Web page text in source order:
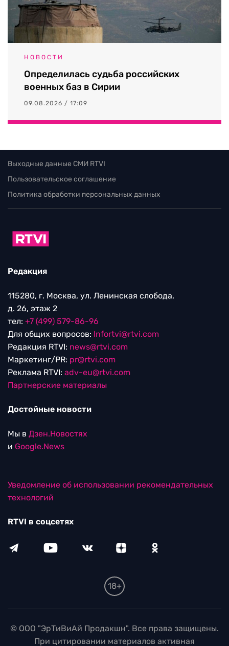
НОВОСТИ
Определилась судьба российских
военных баз в Сирии
09.08.2026 / 17:09
Выходные данные СМИ RTVI
Пользовательское соглашение
Политика обработки персональных данных
Редакция
115280, г. Москва, ул. Ленинская слобода,
д. 26, этаж 2
тел: +7 (499) 579-86-96
Для общих вопросов: Infortvi@rtvi.com
Редакция RTVI: news@rtvi.com
Маркетинг/PR: pr@rtvi.com
Реклама RTVI: adv-eu@rtvi.com
Партнерские материалы
Достойные новости
Мы в Дзен.Новостях
и Google.News
Уведомление об использовании рекомендательных
технологий
RTVI в соцсетях
18+
© ООО "ЭрТиВиАй Продакшн". Все права защищены.
При цитировании материалов активная